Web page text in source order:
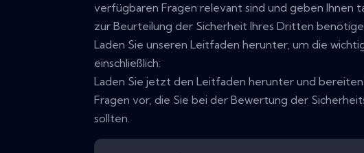
verfügbaren Fragen relevant sind und geben Ihnen
zur Beurteilung der Sicherheit Ihres Dritten
Laden Sie unseren Leitfaden herunter, um die
einschließlich:
Laden Sie jetzt den Leitfaden herunter und bereiten
Fragen vor, die Sie bei der Bewertung der
sollten.